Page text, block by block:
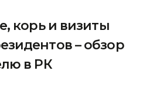
корь и визиты
– обзор
в РК